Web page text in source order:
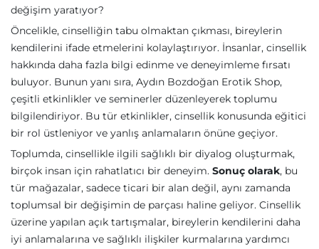
değişim yaratıyor?
Öncelikle, cinselliğin tabu olmaktan çıkması, bireylerin
kendilerini ifade etmelerini kolaylaştırıyor. İnsanlar, cinsellik
hakkında daha fazla bilgi edinme ve deneyimleme fırsatı
buluyor. Bunun yanı sıra, Aydın Bozdoğan Erotik Shop,
çeşitli etkinlikler ve seminerler düzenleyerek toplumu
bilgilendiriyor. Bu tür etkinlikler, cinsellik konusunda eğitici
bir rol üstleniyor ve yanlış anlamaların önüne geçiyor.
Toplumda, cinsellikle ilgili sağlıklı bir diyalog oluşturmak,
birçok insan için rahatlatıcı bir deneyim. Sonuç olarak, bu
tür mağazalar, sadece ticari bir alan değil, aynı zamanda
toplumsal bir değişimin de parçası haline geliyor. Cinsellik
üzerine yapılan açık tartışmalar, bireylerin kendilerini daha
iyi anlamalarına ve sağlıklı ilişkiler kurmalarına yardımcı